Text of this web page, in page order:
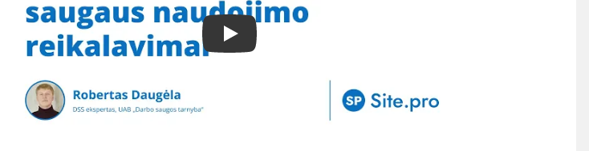
Play